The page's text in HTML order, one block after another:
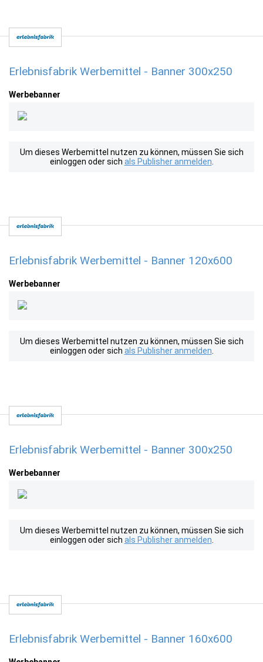
Erlebnisfabrik Werbemittel - Banner 300x250
Werbebanner
Um dieses Werbemittel nutzen zu können, müssen Sie sich
einloggen oder sich als Publisher anmelden
Erlebnisfabrik Werbemittel - Banner 120x600
Werbebanner
Um dieses Werbemittel nutzen zu können, müssen Sie sich
einloggen oder sich als Publisher anmelden
Erlebnisfabrik Werbemittel - Banner 300x250
Werbebanner
Um dieses Werbemittel nutzen zu können, müssen Sie sich
einloggen oder sich als Publisher anmelden
Erlebnisfabrik Werbemittel - Banner 160x600